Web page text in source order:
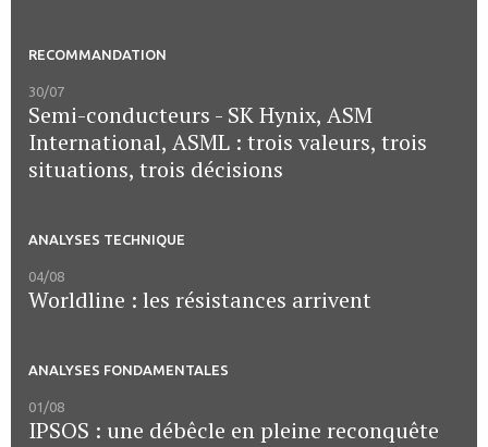
RECOMMANDATION
30/07
Semi-conducteurs - SK Hynix, ASM
International, ASML : trois valeurs, trois
situations, trois décisions
ANALYSES TECHNIQUE
04/08
Worldline : les résistances arrivent
ANALYSES FONDAMENTALES
01/08
IPSOS : une débêcle en pleine reconquête